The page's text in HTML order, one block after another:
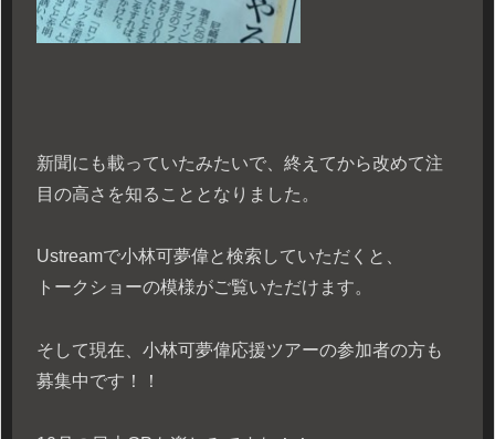
新聞にも載っていたみたいで、終えてから改めて注
目の高さを知ることとなりました。
Ustreamで小林可夢偉と検索していただくと、
トークショーの模様がご覧いただけます。
そして現在、小林可夢偉応援ツアーの参加者の方も
募集中です！！